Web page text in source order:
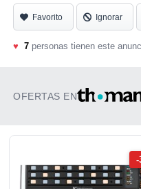
Favorito Ignorar
♥ 7 personas tienen este
OFERTAS EN
-